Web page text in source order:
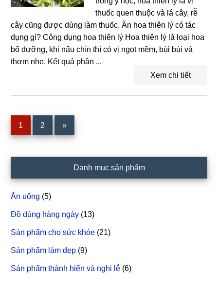
thuốc quen thuộc và lá cây, rễ
cây cũng được dùng làm thuốc. Ăn hoa thiên lý có tác
dụng gì? Công dụng hoa thiên lý Hoa thiên lý là loại hoa
bổ dưỡng, khi nấu chín thì có vị ngọt mềm, bùi bùi và
thơm nhẹ. Kết quả phân ...
Xem chi tiết
Trang
1 Trang
2 »
chính
Danh mục sản phẩm
Ăn uống (5)
Đồ dùng hàng ngày (13)
Sản phẩm cho sức khỏe (21)
Sản phẩm làm đẹp (9)
Sản phẩm thánh hiến và nghi lễ (6)